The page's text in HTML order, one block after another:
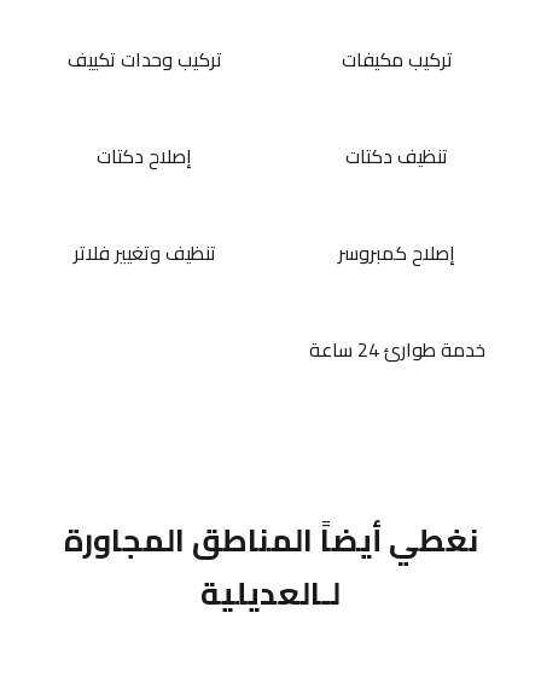
تركيب مكيفات تركيب وحدات تكييف
تنظيف دكتات إصلاح دكتات
إصلاح كمبروسر تنظيف وتغيير فلاتر
خدمة طوارئ 24 ساعة
نغطي أيضاً المناطق المجاورة
لـالعديلية